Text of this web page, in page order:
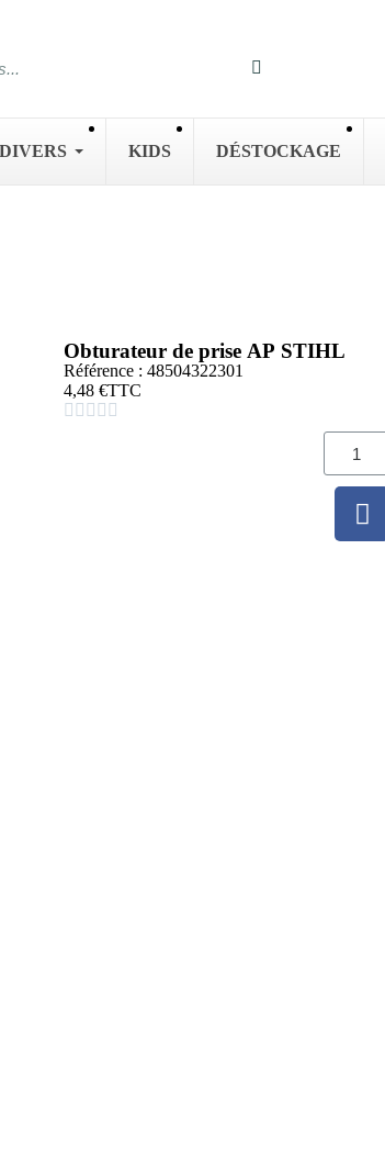
DIVERS KIDS DÉSTOCKAGE
Obturateur de prise AP STIHL
Référence : 48504322301
4,48 €TTC
    